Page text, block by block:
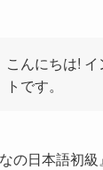
こんにちは!
トです。
の日本語初